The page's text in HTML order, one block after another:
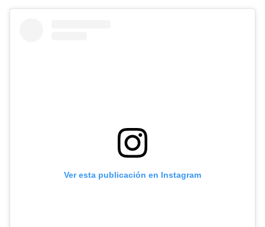
Ver esta publicación en Instagram